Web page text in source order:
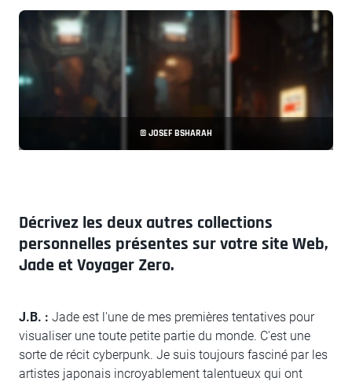
© JOSEF BSHARAH
Décrivez les deux autres collections
personnelles présentes sur votre site Web,
Jade et Voyager Zero.
J.B. : Jade est l'une de mes premières tentatives pour
visualiser une toute petite partie du monde. C'est une
sorte de récit cyberpunk. Je suis toujours fasciné par les
artistes japonais incroyablement talentueux qui ont